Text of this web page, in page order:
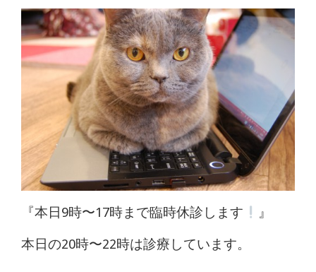
整
体
肩
こ
り
腰
痛
坐
『本日9時〜17時まで臨時休診します 』
本日の20時〜22時は診療しています。